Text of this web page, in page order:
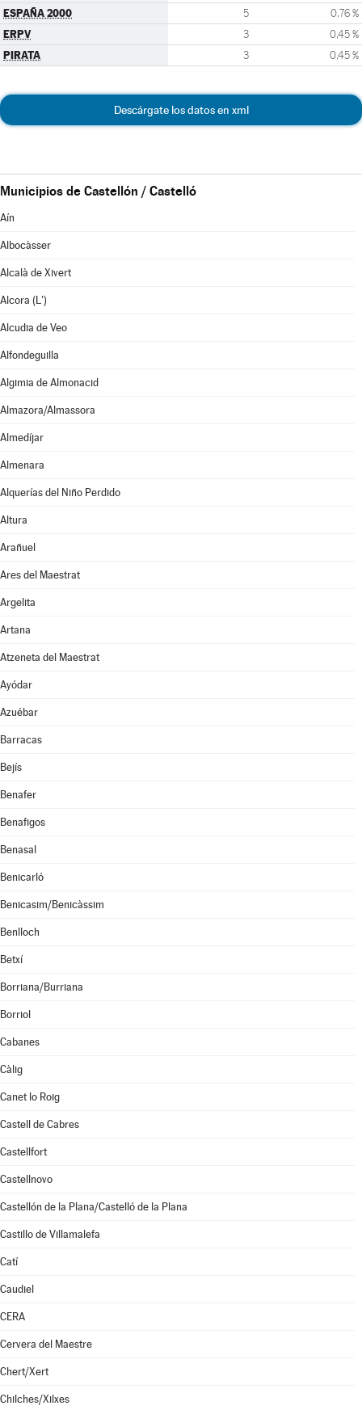
ESPAÑA 2000 5 0,76 %
ERPV 3 0,45 %
PIRATA 3 0,45 %
Descárgate los datos en xml
Municipios de Castellón / Castelló
Aín
Albocàsser
Alcalà de Xivert
Alcora (L')
Alcudia de Veo
Alfondeguilla
Algimia de Almonacid
Almazora/Almassora
Almedíjar
Almenara
Alquerías del Niño Perdido
Altura
Arañuel
Ares del Maestrat
Argelita
Artana
Atzeneta del Maestrat
Ayódar
Azuébar
Barracas
Bejís
Benafer
Benafigos
Benasal
Benicarló
Benicasim/Benicàssim
Benlloch
Betxí
Borriana/Burriana
Borriol
Cabanes
Càlig
Canet lo Roig
Castell de Cabres
Castellfort
Castellnovo
Castellón de la Plana/Castelló de la Plana
Castillo de Villamalefa
Catí
Caudiel
CERA
Cervera del Maestre
Chert/Xert
Chilches/Xilxes